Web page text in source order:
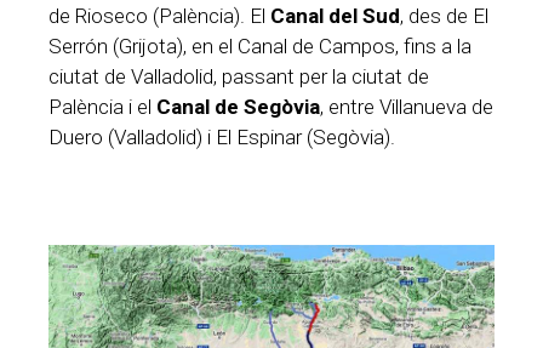
de Rioseco (Palència). El Canal del Sud, des de El
Serrón (Grijota), en el Canal de Campos, fins a la
ciutat de Valladolid, passant per la ciutat de
Palència i el Canal de Segòvia, entre Villanueva de
Duero (Valladolid) i El Espinar (Segòvia).